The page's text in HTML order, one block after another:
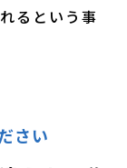
るという事
さい